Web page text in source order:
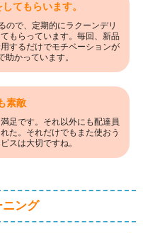
てもらいます。
ので、定期的にラクーンデリ
もらっています。毎回、新品
するだけでモチベーションが
かっています。
素敵
足です。それ以外にも配達員
た。それだけでもまた使おう
スは大切ですね。
ング